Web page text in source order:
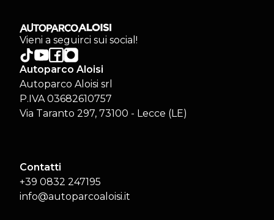
Vieni a seguirci sui social!
Autoparco Aloisi
Autoparco Aloisi srl
P.IVA 03682610757
Via Taranto 297, 73100 - Lecce (LE)
Contatti
+39 0832 247195
info@autoparcoaloisi.it